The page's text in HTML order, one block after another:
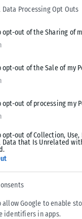
Data Processing Opt Outs
opt-out of the Sharing of
opt-out of the Sale of my
opt-out of processing my
opt-out of Collection,
Data that Is Unrelated
allow Google to enable
identifiers in apps.